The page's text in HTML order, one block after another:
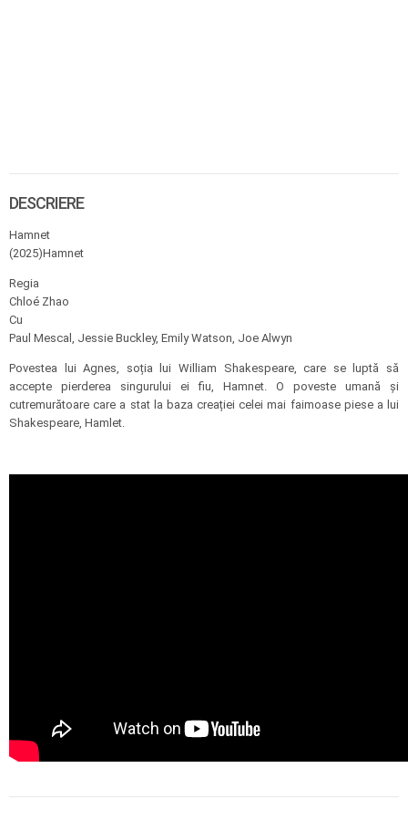
DESCRIERE
Hamnet
(2025)Hamnet
Regia
Chloé Zhao
Cu
Paul Mescal, Jessie Buckley, Emily Watson, Joe Alwyn
Povestea lui Agnes, soția lui William Shakespeare, care se luptă să
accepte pierderea singurului ei fiu, Hamnet. O poveste umană și
cutremurătoare care a stat la baza creației celei mai faimoase piese a lui
Shakespeare, Hamlet.